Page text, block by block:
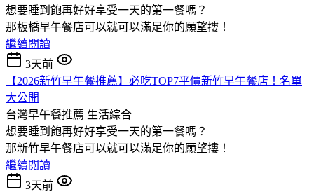
想要睡到飽再好好享受一天的第一餐嗎？
那板橋早午餐店可以就可以滿足你的願望摟！
繼續閱讀
3天前
【2026新竹早午餐推薦】必吃TOP7平價新竹早午餐店！名單
大公開
台灣早午餐推薦 生活綜合
想要睡到飽再好好享受一天的第一餐嗎？
那新竹早午餐店可以就可以滿足你的願望摟！
繼續閱讀
3天前